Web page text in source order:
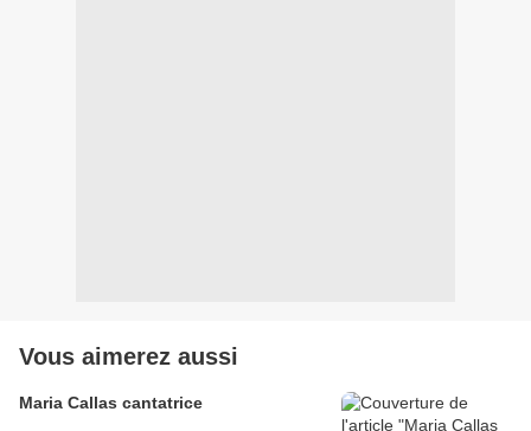
Vous aimerez aussi
Maria Callas cantatrice